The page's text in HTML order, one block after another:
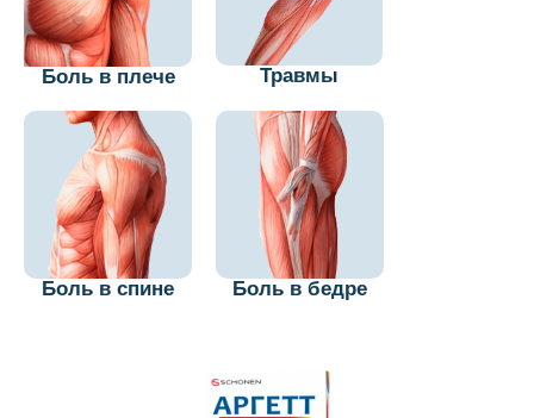
Боль в плече Травмы
Боль в спине Боль в бедре